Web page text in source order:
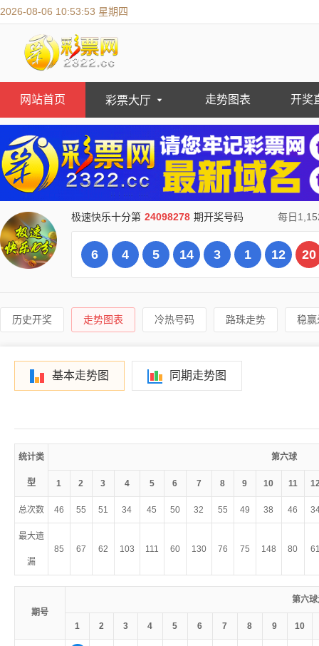
2026-08-06 10:53:55 星期四
网站首页 彩票大厅  走势图表 开奖
极速快乐十分第 24098278 期开奖号码 每日
6 4 5 14 3 1 12 20
历史开奖 走势图表 冷热号码 路珠走势 稳赢
基本走势图 同期走势图
统计类
型
第六球
1 2 3 4 5 6 7 8 9 10 11
总次数 46 55 51 34 45 50 32 55 49 38 46
最大遗
漏
85 67 62 103 111 60 130 76 75 148 80
期号
第六
1 2 3 4 5 6 7 8 9 10